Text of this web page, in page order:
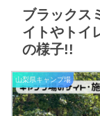
ブラックス
イトやトイ
の様子!!
山梨県キャンプ場